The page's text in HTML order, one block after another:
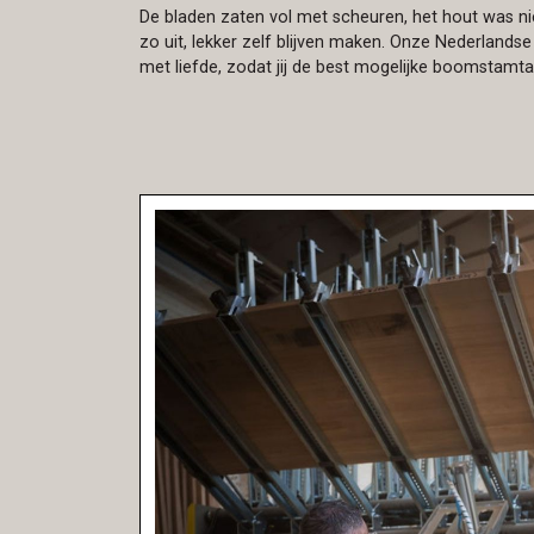
De bladen zaten vol met scheuren, het hout was
zo uit, lekker zelf blijven maken. Onze
met liefde, zodat jij de best mogelijke